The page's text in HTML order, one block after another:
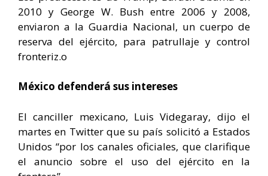
2010 y George W. Bush entre 2006 y 2008,
enviaron a la Guardia Nacional, un cuerpo de
reserva del ejército, para patrullaje y control
fronteriz.o
México defenderá sus intereses
El canciller mexicano, Luis Videgaray, dijo el
martes en Twitter que su país solicitó a Estados
Unidos “por los canales oficiales, que clarifique
el anuncio sobre el uso del ejército en la